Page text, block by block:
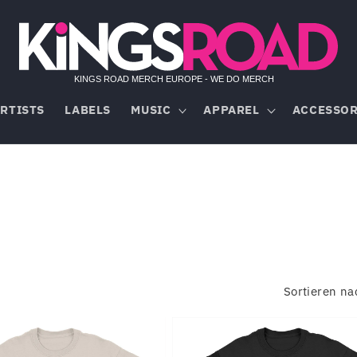
LABELS MUSIC APPAREL
Sortieren